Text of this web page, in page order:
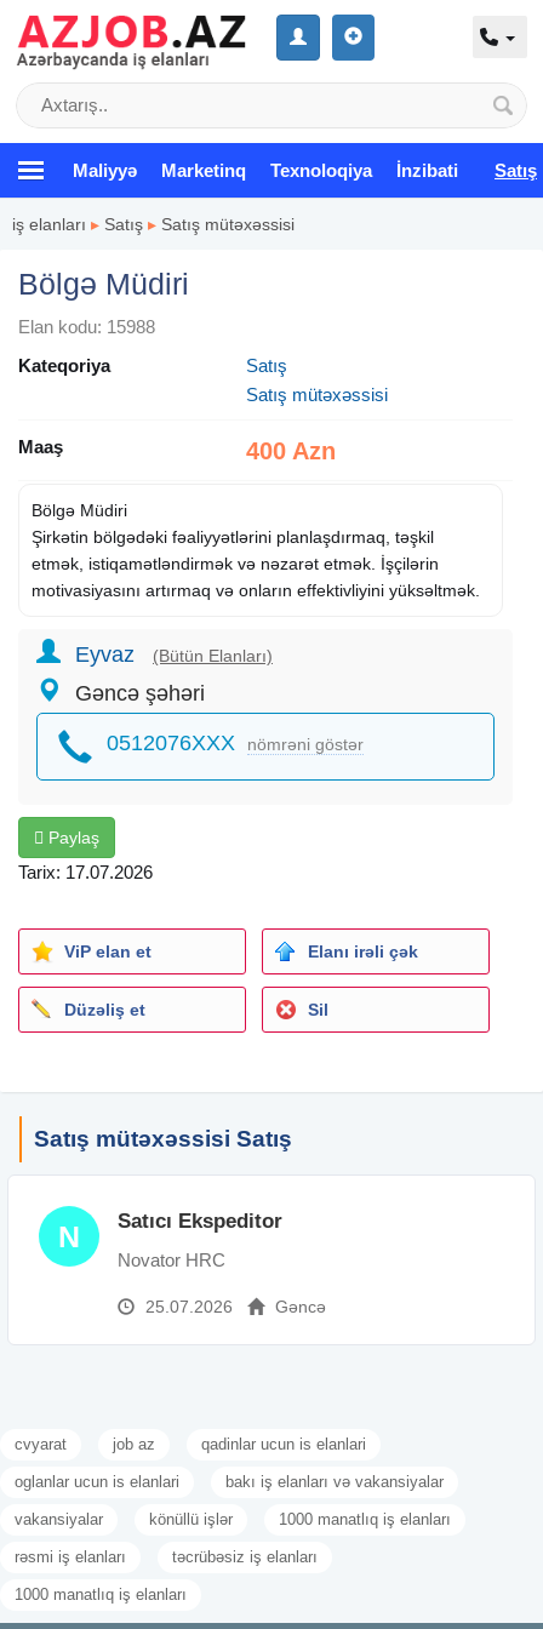
Maliyyə Marketinq Texnoloqiya İnzibati Satış
iş elanları ▸ Satış ▸ Satış mütəxəssisi
Bölgə Müdiri
Elan kodu: 15988
Kateqoriya
Satış
Satış mütəxəssisi
Maaş 400 Azn
Bölgə Müdiri
Şirkətin bölgədəki fəaliyyətlərini planlaşdırmaq, təşkil
etmək, istiqamətləndirmək və nəzarət etmək. İşçilərin
motivasiyasını artırmaq və onların effektivliyini yüksəltmək.
Eyvaz (Bütün Elanları)
Gəncə şəhəri
0512076XXX nömrəni göstər
Paylaş
Tarix: 17.07.2026
ViP elan et Elanı irəli çək
Düzəliş et Sil
Satış mütəxəssisi Satış
N Satıcı Ekspeditor
Novator HRC
25.07.2026 Gəncə
cvyarat job az qadinlar ucun is elanlari
oglanlar ucun is elanlari bakı iş elanları və vakansiyalar
vakansiyalar könüllü işlər 1000 manatlıq iş elanları
rəsmi iş elanları təcrübəsiz iş elanları
1000 manatlıq iş elanları